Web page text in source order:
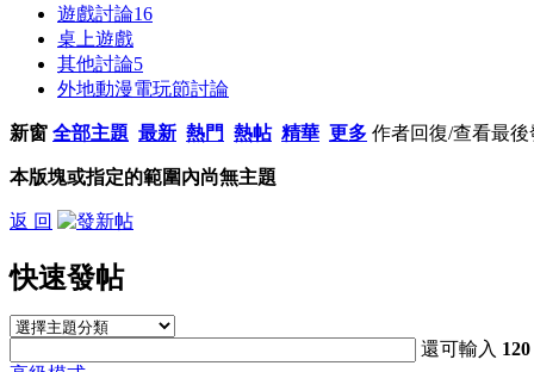
遊戲討論16
桌上遊戲
其他討論5
外地動漫電玩節討論
新窗 全部主題 最新 熱門 熱帖 精華 更多 作者回復/查看最後
本版塊或指定的範圍內尚無主題
返 回
快速發帖
還可輸入 120